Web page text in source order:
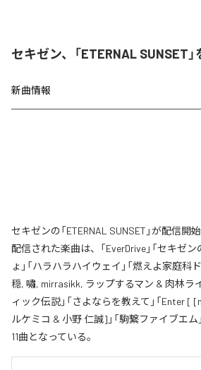
セキゼン、「ETERNAL SUNSET
新曲情報
セキゼンの「ETERNAL SUNSET」が配信
配信された楽曲は、「EverDrive」「セキゼン
ょ」「ハラハラハイウェイ」「燃えよ家庭科
穏, 嘯, mirrasikk, ラップするマン & 肉林ラ
ィック伝説」「さよならを教えて」「Enter
ルケミコ & 小野 仁誠]」「駒繋ファイブエム
11曲となっている。